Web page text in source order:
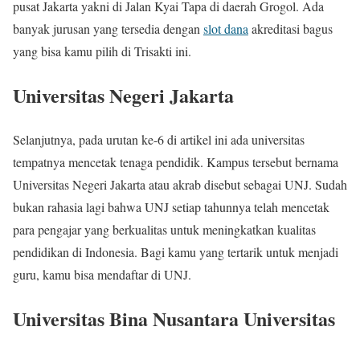
pusat Jakarta yakni di Jalan Kyai Tapa di daerah Grogol. Ada
banyak jurusan yang tersedia dengan slot dana akreditasi bagus
yang bisa kamu pilih di Trisakti ini.
Universitas Negeri Jakarta
Selanjutnya, pada urutan ke-6 di artikel ini ada universitas
tempatnya mencetak tenaga pendidik. Kampus tersebut bernama
Universitas Negeri Jakarta atau akrab disebut sebagai UNJ. Sudah
bukan rahasia lagi bahwa UNJ setiap tahunnya telah mencetak
para pengajar yang berkualitas untuk meningkatkan kualitas
pendidikan di Indonesia. Bagi kamu yang tertarik untuk menjadi
guru, kamu bisa mendaftar di UNJ.
Universitas Bina Nusantara Universitas